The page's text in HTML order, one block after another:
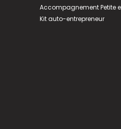
Accompagnement Petite
Kit auto-entrepreneur